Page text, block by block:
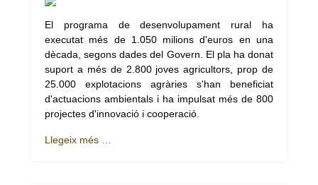
El programa de desenvolupament rural ha
executat més de 1.050 milions d'euros en una
dècada, segons dades del Govern. El pla ha donat
suport a més de 2.800 joves agricultors, prop de
25.000 explotacions agràries s'han beneficiat
d'actuacions ambientals i ha impulsat més de 800
projectes d'innovació i cooperació.
Llegeix més …